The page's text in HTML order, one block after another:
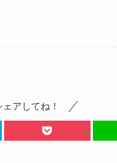
アしてね！